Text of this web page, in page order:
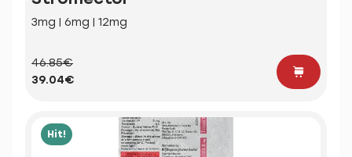
3mg | 6mg | 12mg
46.85€
39.04€
Hit!